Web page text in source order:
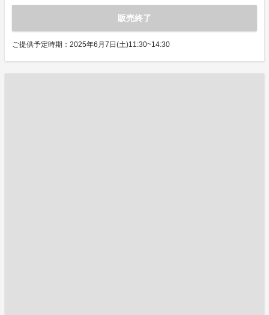
販売終了
ご提供予定時期：2025年6月7日(土)11:30~14:30